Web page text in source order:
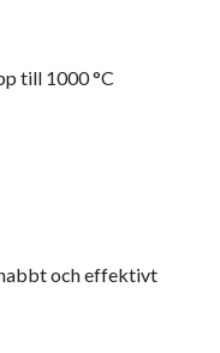
till 1000 °C
och effektivt